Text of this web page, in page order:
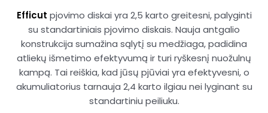
Efficut pjovimo diskai yra 2,5 karto greitesni, palyginti
su standartiniais pjovimo diskais. Nauja antgalio
konstrukcija sumažina sąlytį su medžiaga, padidina
atliekų išmetimo efektyvumą ir turi ryškesnį nuožulnų
kampą. Tai reiškia, kad jūsų pjūviai yra efektyvesni, o
akumuliatorius tarnauja 2,4 karto ilgiau nei lyginant su
standartiniu peiliuku.